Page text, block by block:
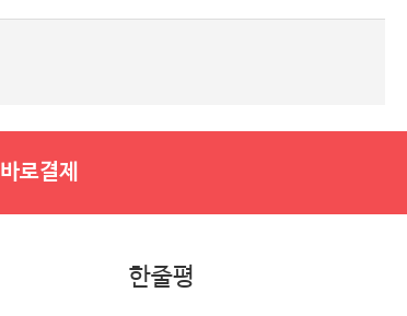
바로결제
한줄평